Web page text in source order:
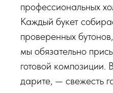
профессиональных
Каждый букет
проверенных
мы обязательно
готовой композиции.
дарите, — свежесть